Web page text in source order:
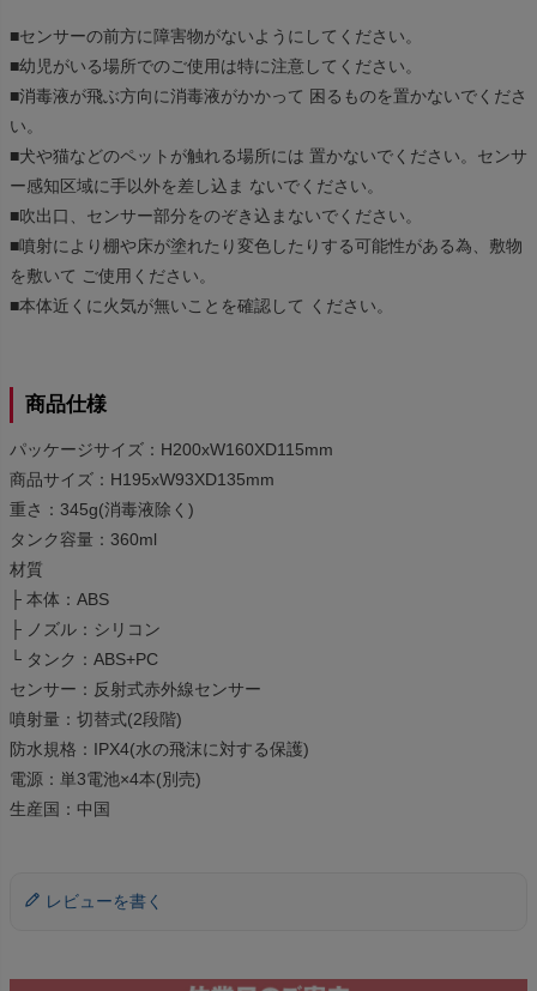
■センサーの前方に障害物がないようにしてください。
■幼児がいる場所でのご使用は特に注意してください。
■消毒液が飛ぶ方向に消毒液がかかって 困るものを置かないでくださ
い。
■犬や猫などのペットが触れる場所には 置かないでください。センサ
ー感知区域に手以外を差し込ま ないでください。
■吹出口、センサー部分をのぞき込まないでください。
■噴射により棚や床が塗れたり変色したりする可能性がある為、敷物
を敷いて ご使用ください。
■本体近くに火気が無いことを確認して ください。
商品仕様
パッケージサイズ：H200xW160XD115mm
商品サイズ：H195xW93XD135mm
重さ：345g(消毒液除く)
タンク容量：360ml
材質
├ 本体：ABS
├ ノズル：シリコン
└ タンク：ABS+PC
センサー：反射式赤外線センサー
噴射量：切替式(2段階)
防水規格：IPX4(水の飛沫に対する保護)
電源：単3電池×4本(別売)
生産国：中国
レビューを書く